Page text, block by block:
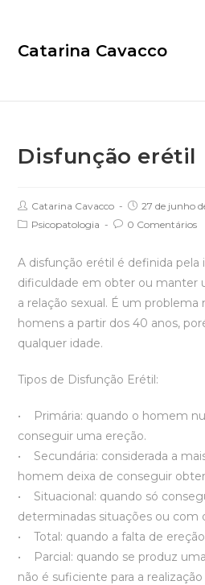
Catarina Cavacco
Disfunção erétil
Catarina Cavacco
27 de junho
Psicopatologia
0 Comentários
A disfunção erétil é definida pela
dificuldade em obter ou manter
a relação sexual. É um
homens a partir dos 40 anos,
qualquer idade.
Tipos de Disfunção Erétil:
• Primária: quando o homem
conseguir uma ereção.
• Secundária: considerada a
homem deixa de conseguir
• Situacional: quando só
determinadas situações ou com
• Total: quando a falta de
• Parcial: quando se produz
não é suficiente para a